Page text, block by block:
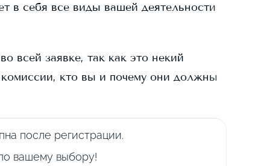
в себя все виды вашей деятельности
всей заявке, так как это некий
кто вы и почему они должны
после регистрации.
вашему выбору!